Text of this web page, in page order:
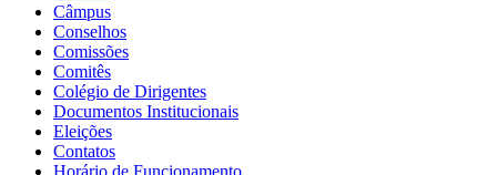
Câmpus
Conselhos
Comissões
Comitês
Colégio de Dirigentes
Documentos Institucionais
Eleições
Contatos